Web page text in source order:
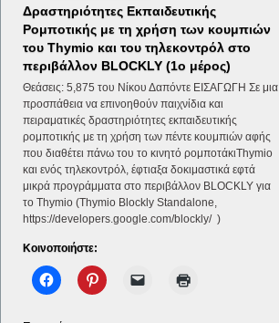
Δραστηριότητες Εκπαιδευτικής
Ρομποτικής με τη χρήση των κουμπιών
του Thymio και του τηλεκοντρόλ στο
περιβάλλον BLOCKLY (1ο μέρος)
Θεάσεις: 5,875 του Νίκου Δαπόντε ΕΙΣΑΓΩΓΗ Σε μια
προσπάθεια να επινοηθούν παιχνίδια και
πειραματικές δραστηριότητες εκπαιδευτικής
ρομποτικής με τη χρήση των πέντε κουμπιών αφής
που διαθέτει πάνω του το κινητό ρομποτάκιThymio
και ενός τηλεκοντρόλ, έφτιαξα δοκιμαστικά εφτά
μικρά προγράμματα στο περιβάλλον BLOCKLY για
το Thymio (Thymio Blockly Standalone,
https://developers.google.com/blockly/ )
Κοινοποιήστε: